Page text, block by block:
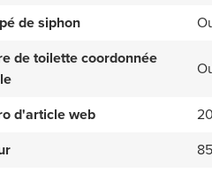
de siphon
de toilette coordonnée
d'article web